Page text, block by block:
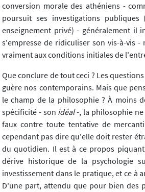
conversion morale des athéniens -
poursuit ses investigations
enseignement privé) - généralement il
s'empresse de ridiculiser son vis-à-vis -
vraiment aux conditions initiales de
Que conclure de tout ceci ? Les
guère nos contemporains. Mais que
le champ de la philosophie ? À moins
spécificité - son idéal-, la philosophie
faux contre toute tentative de
cependant pas dire qu'elle doit rester
du quotidien. Il est à ce propos
dérive historique de la psychologie
investissement dans le pratique, et ce à
D'une part, attendu que pour bien des